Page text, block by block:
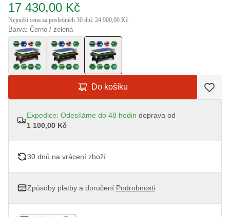
17 430,00 Kč
Nejnižší cena za posledních 30 dní: 24 900,00 Kč
Barva: Černo / zelená
Do košíku
Expedice: Odesíláme do 48 hodin doprava od
1 100,00 Kč
30 dnů na vrácení zboží
Způsoby platby a doručení Podrobnosti